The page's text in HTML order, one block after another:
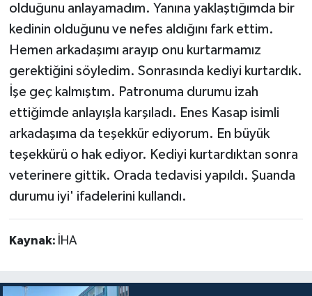
olduğunu anlayamadım. Yanına yaklaştığımda bir
kedinin olduğunu ve nefes aldığını fark ettim.
Hemen arkadaşımı arayıp onu kurtarmamız
gerektiğini söyledim. Sonrasında kediyi kurtardık.
İşe geç kalmıştım. Patronuma durumu izah
ettiğimde anlayışla karşıladı. Enes Kasap isimli
arkadaşıma da teşekkür ediyorum. En büyük
teşekkürü o hak ediyor. Kediyi kurtardıktan sonra
veterinere gittik. Orada tedavisi yapıldı. Şuanda
durumu iyi' ifadelerini kullandı.
Kaynak: İHA